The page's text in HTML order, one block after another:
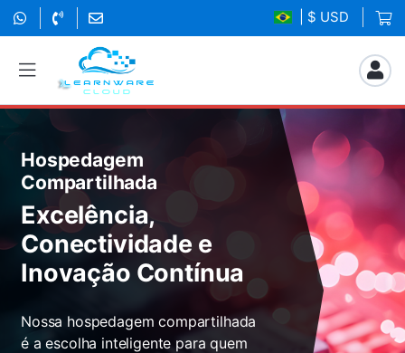
| $ USD
Hospedagem
Compartilhada
Excelência,
Conectividade e
Inovação Contínua
Nossa hospedagem compartilhada
é a escolha inteligente para quem